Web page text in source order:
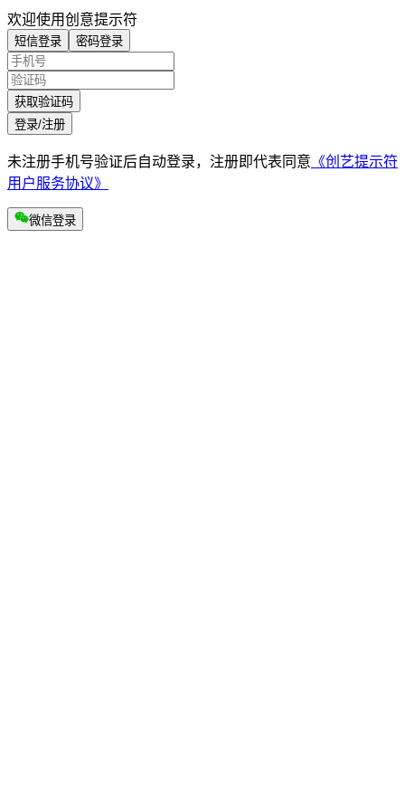
欢迎使用创意提示符
短信登录 密码登录
获取验证码
登录/注册
未注册手机号验证后自动登录，注册即代表同意 《创艺提示符
用户服务协议》
微信登录